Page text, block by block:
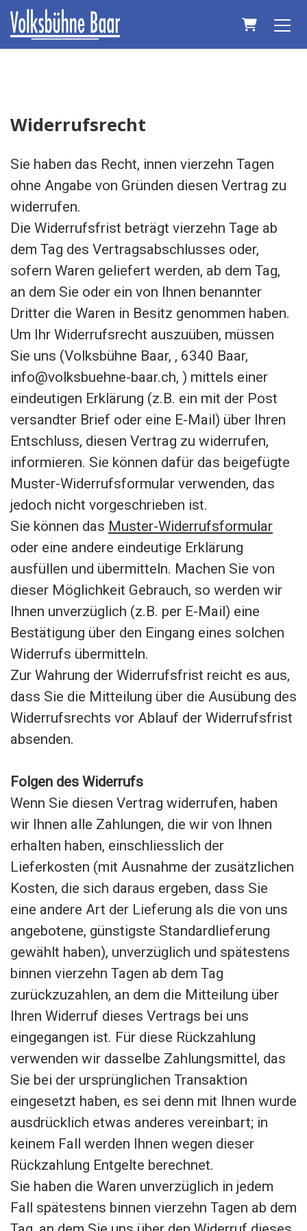
Warenkorb
Widerrufsrecht
Sie haben das Recht, innen vierzehn Tagen
ohne Angabe von Gründen diesen Vertrag zu
widerrufen.
Die Widerrufsfrist beträgt vierzehn Tage ab
dem Tag des Vertragsabschlusses oder,
sofern Waren geliefert werden, ab dem Tag,
an dem Sie oder ein von Ihnen benannter
Dritter die Waren in Besitz genommen haben.
Um Ihr Widerrufsrecht auszuüben, müssen
Sie uns (Volksbühne Baar, , 6340 Baar,
info@volksbuehne-baar.ch, ) mittels einer
eindeutigen Erklärung (z.B. ein mit der Post
versandter Brief oder eine E-Mail) über Ihren
Entschluss, diesen Vertrag zu widerrufen,
informieren. Sie können dafür das beigefügte
Muster-Widerrufsformular verwenden, das
jedoch nicht vorgeschrieben ist.
Sie können das Muster-Widerrufsformular
oder eine andere eindeutige Erklärung
ausfüllen und übermitteln. Machen Sie von
dieser Möglichkeit Gebrauch, so werden wir
Ihnen unverzüglich (z.B. per E-Mail) eine
Bestätigung über den Eingang eines solchen
Widerrufs übermitteln.
Zur Wahrung der Widerrufsfrist reicht es aus,
dass Sie die Mitteilung über die Ausübung des
Widerrufsrechts vor Ablauf der Widerrufsfrist
absenden.
Folgen des Widerrufs
Wenn Sie diesen Vertrag widerrufen, haben
wir Ihnen alle Zahlungen, die wir von Ihnen
erhalten haben, einschliesslich der
Lieferkosten (mit Ausnahme der zusätzlichen
Kosten, die sich daraus ergeben, dass Sie
eine andere Art der Lieferung als die von uns
angebotene, günstigste Standardlieferung
gewählt haben), unverzüglich und spätestens
binnen vierzehn Tagen ab dem Tag
zurückzuzahlen, an dem die Mitteilung über
Ihren Widerruf dieses Vertrags bei uns
eingegangen ist. Für diese Rückzahlung
verwenden wir dasselbe Zahlungsmittel, das
Sie bei der ursprünglichen Transaktion
eingesetzt haben, es sei denn mit Ihnen wurde
ausdrücklich etwas anderes vereinbart; in
keinem Fall werden Ihnen wegen dieser
Rückzahlung Entgelte berechnet.
Sie haben die Waren unverzüglich in jedem
Fall spätestens binnen vierzehn Tagen ab dem